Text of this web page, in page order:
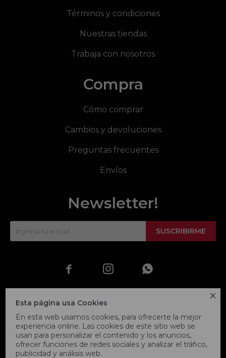

Esta página usa Cookies
En esta web usamos cookies, para ofrecerte la mejor
experiencia online. Las cookies de este sitio web se
usan para personalizar el contenido y los anuncios,
ofrecer funciones de redes sociales y analizar el tráfico,
publicidad y análisis web.
Términos y condiciones
Nuestras tiendas
Trabaja con nosotros
Compra
Cómo comprar
Cambios y devoluciones
Preguntas frecuentes
Envíos
Newsletter!
SUSCRIBIRME
  